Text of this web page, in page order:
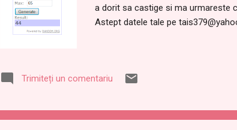
a dorit sa castige si ma urmareste
Astept datele tale pe
Trimiteți un comentariu